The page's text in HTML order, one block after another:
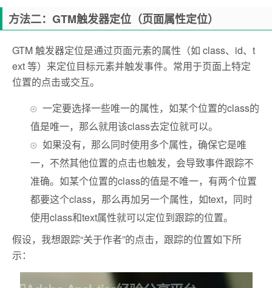
方法二：GTM触发器定位（页面属性定位）
GTM 触发器定位是通过页面元素的属性（如 class、id、t
ext 等）来定位目标元素并触发事件。常用于页面上特定
位置的点击或交互。
一定要选择一些唯一的属性，如某个位置的class的
值是唯一，那么就用该class去定位就可以。
如果没有，那么同时使用多个属性，确保它是唯
一，不然其他位置的点击也触发，会导致事件跟踪不
准确。如某个位置的class的值是不唯一，有两个位置
都要这个class，那么再加另一个属性，如text，同时
使用class和text属性就可以定位到跟踪的位置。
假设，我想跟踪“关于作者”的点击，跟踪的位置如下所
示：